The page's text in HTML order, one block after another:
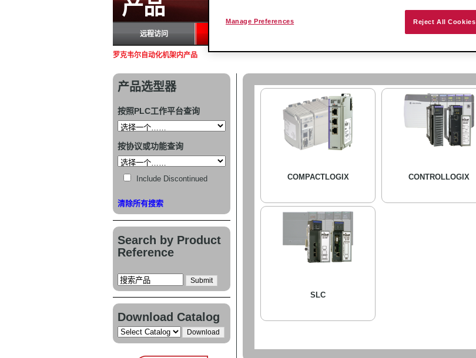
产品
远程访问 网关
罗克韦尔自动化机架内产品
产品选型器
按照PLC工作平台查询
按协议或功能查询
Include Discontinued
清除所有搜索
Search by Product
Reference
Download Catalog
Download
COMPACTLOGIX CONTROLLOGIX
SLC
Reject All Cookies
Manage Preferences